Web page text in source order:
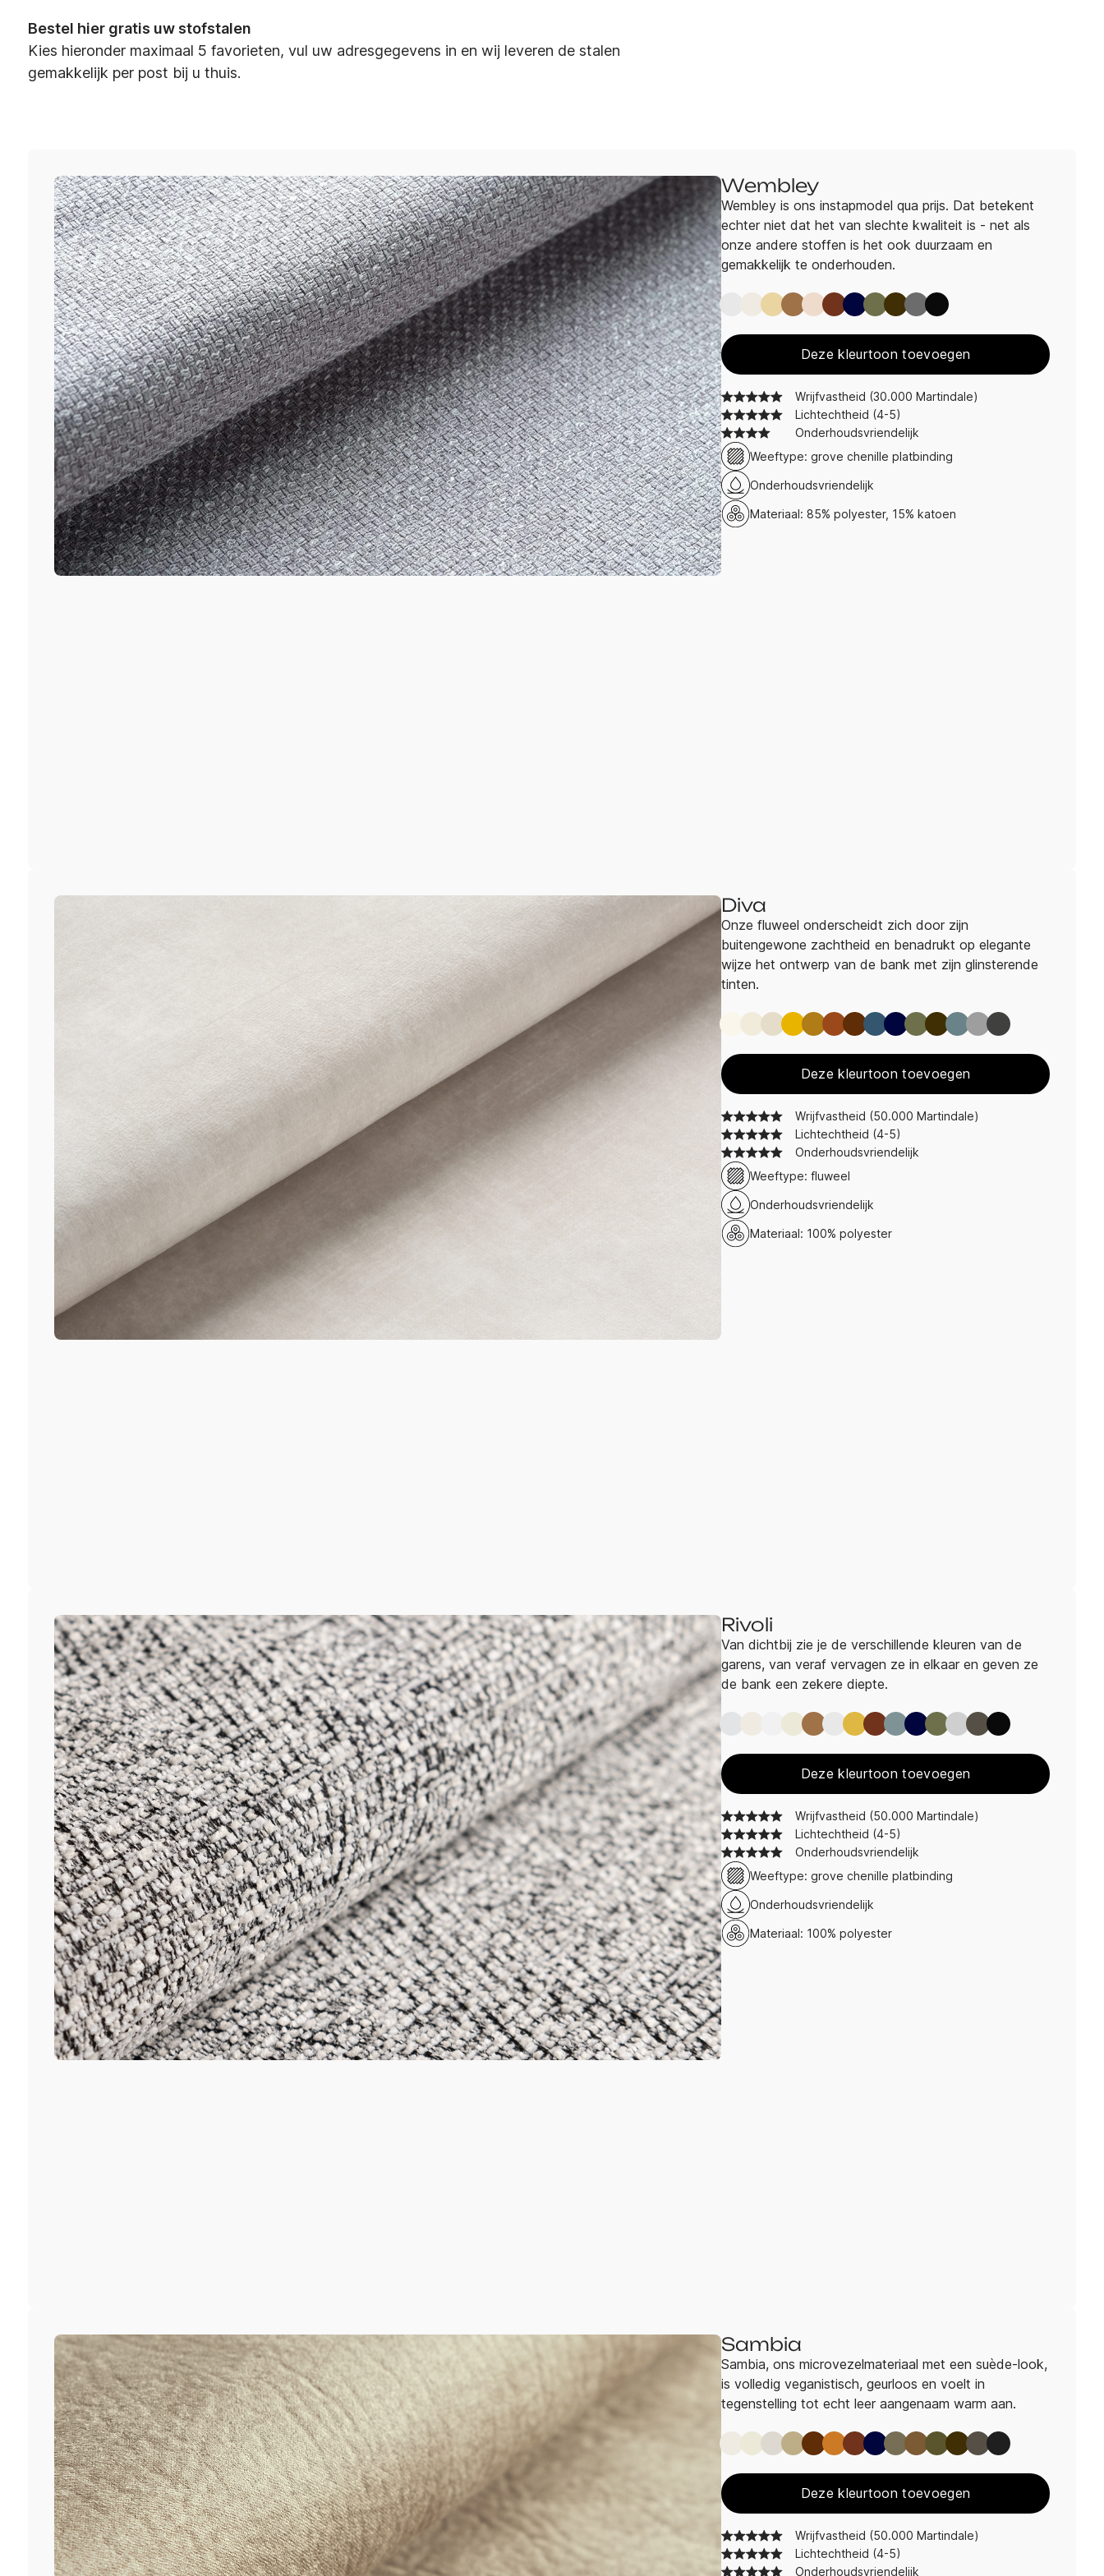
Bestel hier gratis uw stofstalen
Kies hieronder maximaal 5 favorieten, vul uw adresgegevens in en wij leveren de stalen
gemakkelijk per post bij u thuis.
Wembley
Wembley is ons instapmodel qua prijs. Dat betekent
echter niet dat het van slechte kwaliteit is - net als
onze andere stoffen is het ook duurzaam en
gemakkelijk te onderhouden.
Wembley Perle
Wembley Angora
Wembley Sand
Wembley Mouse
Wembley Rose
Wembley Passion
Wembley Marine
Wembley Forest
Wembley Chocolat
Wembley Graphite
Wembley Black
Deze kleurtoon toevoegen
Wrijfvastheid (30.000 Martindale)
Lichtechtheid (4-5)
Onderhoudsvriendelijk
Weeftype: grove chenille platbinding
Onderhoudsvriendelijk
Materiaal: 85% polyester, 15% katoen
Diva
Onze fluweel onderscheidt zich door zijn
buitengewone zachtheid en benadrukt op elegante
wijze het ontwerp van de bank met zijn glinsterende
tinten.
Diva Offwhite
Diva Naturel
Diva Camel
Diva SunDiva Whisky
Diva Coral
Diva Cognac
Diva Ocean
Diva Marine
Diva Forest
Diva Chocolat
Diva Mineral
Diva Stone
Diva Anthracite
Deze kleurtoon toevoegen
Wrijfvastheid (50.000 Martindale)
Lichtechtheid (4-5)
Onderhoudsvriendelijk
Weeftype: fluweel
Onderhoudsvriendelijk
Materiaal: 100% polyester
Rivoli
Van dichtbij zie je de verschillende kleuren van de
garens, van veraf vervagen ze in elkaar en geven ze
de bank een zekere diepte.
Rivoli Ethno
Rivoli Angora
Rivoli Silver
Rivoli Cream
Rivoli Mouse
Rivoli Perle
Rivoli Gold
Rivoli Passion
Rivoli Denim
Rivoli Marine
Rivoli Forest
Rivoli Grey
Rivoli Carbon
Rivoli Black
Deze kleurtoon toevoegen
Wrijfvastheid (50.000 Martindale)
Lichtechtheid (4-5)
Onderhoudsvriendelijk
Weeftype: grove chenille platbinding
Onderhoudsvriendelijk
Materiaal: 100% polyester
Sambia
Sambia, ons microvezelmateriaal met een suède-look,
is volledig veganistisch, geurloos en voelt in
tegenstelling tot echt leer aangenaam warm aan.
Sambia Angora
Sambia Cream
Sambia Cloudy
Sambia Smoke
Sambia Cognac
Sambia Rost
Sambia Passion
Sambia Marine
Sambia Taupe
Sambia Brown
Sambia Olive
Sambia Chocolat
Sambia Carbon
Sambia Basalt
Deze kleurtoon toevoegen
Wrijfvastheid (50.000 Martindale)
Lichtechtheid (4-5)
Onderhoudsvriendelijk